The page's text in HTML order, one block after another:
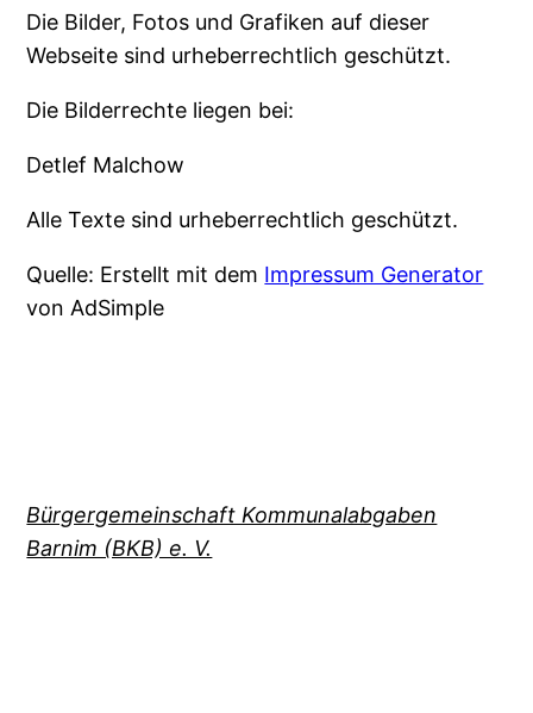
Die Bilder, Fotos und Grafiken auf dieser
Webseite sind urheberrechtlich geschützt.
Die Bilderrechte liegen bei:
Detlef Malchow
Alle Texte sind urheberrechtlich geschützt.
Quelle: Erstellt mit dem Impressum Generator
von AdSimple
Bürgergemeinschaft Kommunalabgaben
Barnim (BKB) e. V.